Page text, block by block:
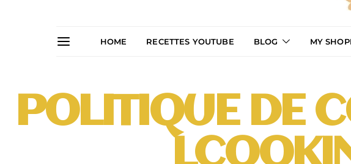
HOME RECETTES YOUTUBE BLOG MY
POLITIQUE DE